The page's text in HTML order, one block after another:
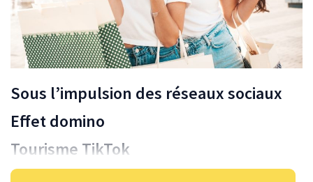
Sous l’impulsion des réseaux sociaux
Effet domino
Tourisme TikTok